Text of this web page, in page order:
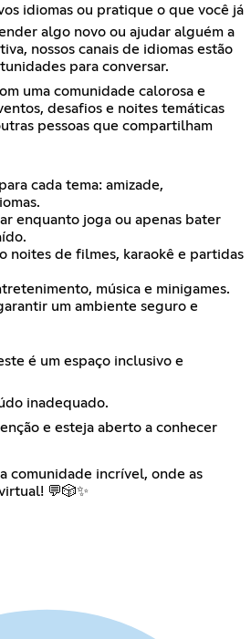
idiomas ou pratique o que você já
algo novo ou ajudar alguém a
nossos canais de idiomas estão
para conversar.
uma comunidade calorosa e
desafios e noites temáticas
pessoas que compartilham
cada tema: amizade,
enquanto joga ou apenas bater
noites de filmes, karaokê e partidas
música e minigames.
um ambiente seguro e
é um espaço inclusivo e
inadequado.
e esteja aberto a conhecer
comunidade incrível, onde as
💬🎲✨